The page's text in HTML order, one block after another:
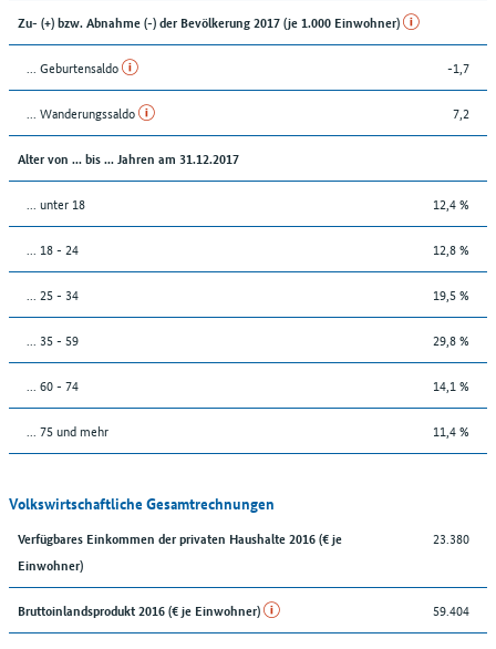
Zu- (+) bzw. Abnahme (-) der Bevölkerung 2017 (je 1.000 Einwohner)
... Geburtensaldo -1,7
... Wanderungssaldo 7,2
Alter von ... bis ... Jahren am 31.12.2017
... unter 18 12,4 %
... 18 - 24 12,8 %
... 25 - 34 19,5 %
... 35 - 59 29,8 %
... 60 - 74 14,1 %
... 75 und mehr 11,4 %
Volkswirtschaftliche Gesamtrechnungen
Verfügbares Einkommen der privaten Haushalte 2016 (€ je
Einwohner)
23.380
Bruttoinlandsprodukt 2016 (€ je Einwohner) 59.404